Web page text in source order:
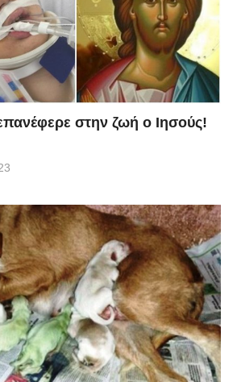
στην ζωή ο Ιησούς!